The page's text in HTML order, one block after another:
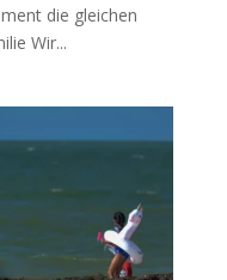
die glei­chen
Wir...